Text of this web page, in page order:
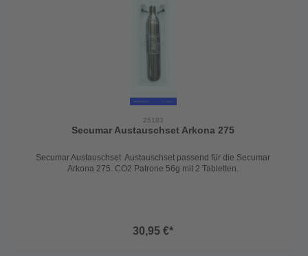
25183
Secumar Austauschset Arkona 275
Secumar Austauschset Austauschset passend für die Secumar
Arkona 275. CO2 Patrone 56g mit 2 Tabletten.
30,95 €*